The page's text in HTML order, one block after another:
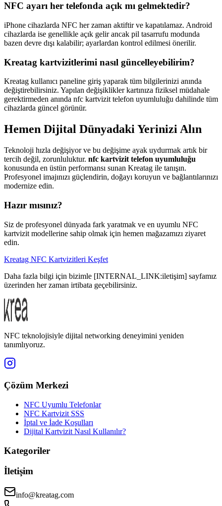
NFC ayarı her telefonda açık mı gelmektedir?
iPhone cihazlarda NFC her zaman aktiftir ve kapatılamaz. Android
cihazlarda ise genellikle açık gelir ancak pil tasarrufu modunda
bazen devre dışı kalabilir; ayarlardan kontrol edilmesi önerilir.
Kreatag kartvizitlerimi nasıl güncelleyebilirim?
Kreatag kullanıcı paneline giriş yaparak tüm bilgilerinizi anında
değiştirebilirsiniz. Yapılan değişiklikler kartınıza fiziksel müdahale
gerektirmeden anında nfc kartvizit telefon uyumluluğu dahilinde tüm
cihazlarda güncel görünür.
Hemen Dijital Dünyadaki Yerinizi Alın
Teknoloji hızla değişiyor ve bu değişime ayak uydurmak artık bir
tercih değil, zorunluluktur. nfc kartvizit telefon uyumluluğu
konusunda en üstün performansı sunan Kreatag ile tanışın.
Profesyonel imajınızı güçlendirin, doğayı koruyun ve bağlantılarınızı
modernize edin.
Hazır mısınız?
Siz de profesyonel dünyada fark yaratmak ve en uyumlu NFC
kartvizit modellerine sahip olmak için hemen mağazamızı ziyaret
edin.
Kreatag NFC Kartvizitleri Keşfet
Daha fazla bilgi için bizimle [INTERNAL_LINK:iletişim] sayfamız
üzerinden her zaman irtibata geçebilirsiniz.
NFC teknolojisiyle dijital networking deneyimini yeniden
tanımlıyoruz.
Çözüm Merkezi
NFC Uyumlu Telefonlar
NFC Kartvizit SSS
İptal ve İade Koşulları
Dijital Kartvizit Nasıl Kullanılır?
Kategoriler
İletişim
info@kreatag.com